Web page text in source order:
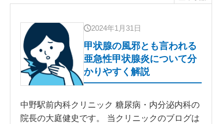
2024年1月31日
甲状腺の風邪とも言われる
亜急性甲状腺炎について分
かりやすく解説
中野駅前内科クリニック 糖尿病・内分泌内科の
院長の大庭健史です。 当クリニックのブログは